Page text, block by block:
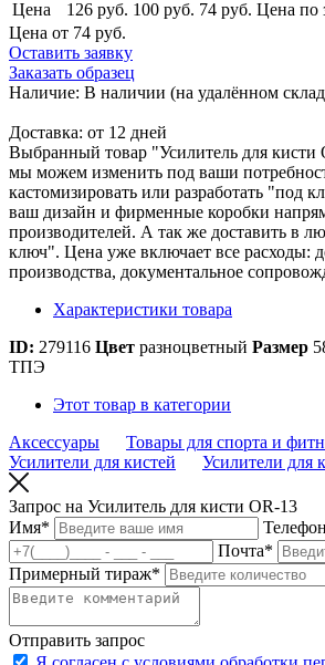
Цена
126 руб. 100 руб. 74 руб. Цена по
Цена от 74 руб.
Оставить заявку
Заказать образец
Наличие: В наличии (на удалённом
Доставка: от 12 дней
Выбранный товар "Усилитель для кисти
мы можем изменить под ваши
кастомизировать или разработать "под
ваш дизайн и фирменные коробки
производителей. А так же доставить в
ключ". Цена уже включает все расходы:
производства, документальное
Характеристики товара
ID: 279116 Цвет разноцветный Размер
ТПЭ
Этот товар в категории
Аксессуары
Товары для спорта и
Усилители для кистей
Усилители для
Запрос на Усилитель для кисти OR-13
Имя* Телефон
Почта*
Примерный тираж*
Отправить запрос